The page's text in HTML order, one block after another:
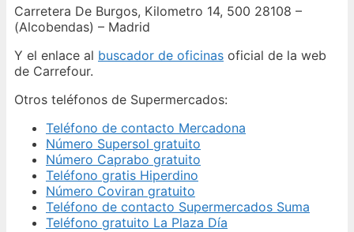
Carretera De Burgos, Kilometro 14, 500 28108 –
(Alcobendas) – Madrid
Y el enlace al buscador de oficinas oficial de la web
de Carrefour.
Otros teléfonos de Supermercados:
Teléfono de contacto Mercadona
Número Supersol gratuito
Número Caprabo gratuito
Teléfono gratis Hiperdino
Número Coviran gratuito
Teléfono de contacto Supermercados Suma
Teléfono gratuito La Plaza Día